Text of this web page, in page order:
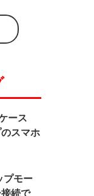
ース
スマホ
プモー
続で